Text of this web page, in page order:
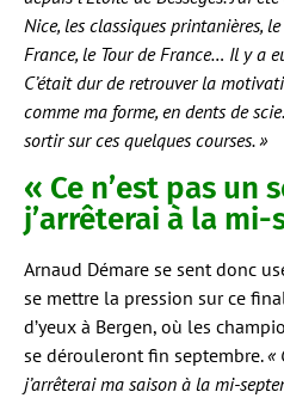
Nice, les classiques printanières,
France, le Tour de France… Il y a
C’était dur de retrouver la
comme ma forme, en dents de
sortir sur ces quelques courses. »
« Ce n’est pas un
j’arrêterai à la
Arnaud Démare se sent donc
se mettre la pression sur ce
d’yeux à Bergen, où les
se dérouleront fin septembre.«
j’arrêterai ma saison à la mi-